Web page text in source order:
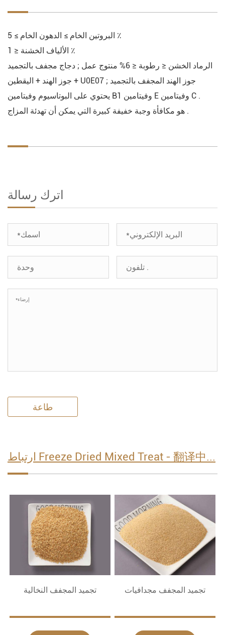
البروتين الخام ≥ الدهون الخام ≥ 5 ٪
الألياف الخشنة ≤ 1 ٪
الرماد الخشن ≤ رطوبة ≤ 6% منتوج عمل ; دجاج مجفف بالتجميد
+ جوز الهند + اليقطين U0E07 جوز الهند المجفف بالتجميد ;
يحتوي على البوتاسيوم وفيتامين B1 وفيتامين E وفيتامين C .
هو مكافأة وجبة خفيفة كبيرة التي يمكن أن تهدئة المزاج .
اترك رسالة
طاعة
ارتباط Freeze Dried Mixed Treat - 翻译中...
تجميد المجفف النخالية تجميد المجفف مجدافيات